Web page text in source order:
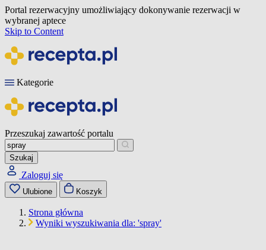
Portal rezerwacyjny umożliwiający dokonywanie rezerwacji w
wybranej aptece
Skip to Content
Kategorie
Przeszukaj zawartość portalu
Szukaj
Zaloguj się
Ulubione Koszyk
Strona główna
Wyniki wyszukiwania dla: 'spray'